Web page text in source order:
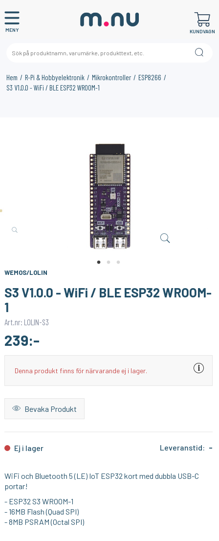
MENY KUNDVAGN
Hem R-Pi & Hobbyelektronik Mikrokontroller
ESP8266
S3 V1.0.0 - WiFi / BLE ESP32 WROOM-1
WEMOS/LOLIN
WEMOS/LOLIN
S3 V1.0.0 - WiFi / BLE ESP32 WROOM-
1
Art.nr: LOLIN-S3
239:-
Denna produkt finns för närvarande ej i lager.
Bevaka Produkt
Ej i lager Leveranstid: -
WiFi och Bluetooth 5 (LE) IoT ESP32 kort med dubbla USB-C
portar!
- ESP32 S3 WROOM-1
- 16MB Flash (Quad SPI)
- 8MB PSRAM (Octal SPI)